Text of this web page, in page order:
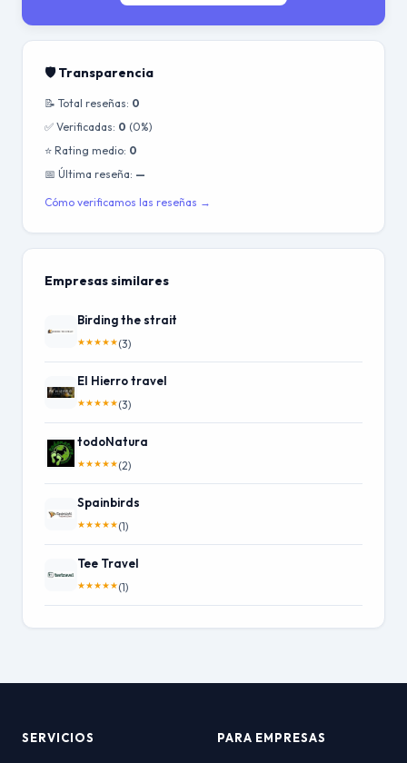
🛡️ Transparencia
📝 Total reseñas: 0
✅ Verificadas: 0 (0%)
⭐ Rating medio: 0
📅 Última reseña: —
Cómo verificamos las reseñas →
Empresas similares
Birding the strait
★★★★★(3)
El Hierro travel
★★★★★(3)
todoNatura
★★★★★(2)
Spainbirds
★★★★★(1)
Tee Travel
★★★★★(1)
SERVICIOS
PARA EMPRESAS